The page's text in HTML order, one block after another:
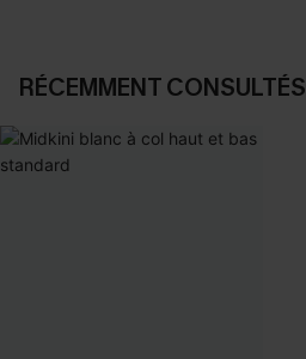
RÉCEMMENT CONSULTÉS